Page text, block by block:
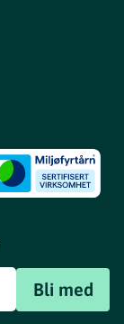
Bli med